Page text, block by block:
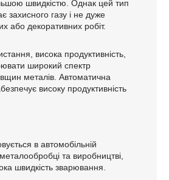
швидкістю. Однак цей тип
захисного газу і не дуже
або декоративних робіт.
висока продуктивність,
широкий спектр
металів. Автоматична
високу продуктивність
в автомобільній
та виробництві,
швидкість зварювання.